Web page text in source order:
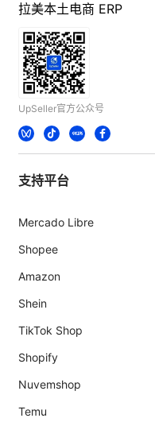
拉美本土电商 ERP
UpSeller官方公众号
支持平台
Mercado Libre
Shopee
Amazon
Shein
TikTok Shop
Shopify
Nuvemshop
Temu